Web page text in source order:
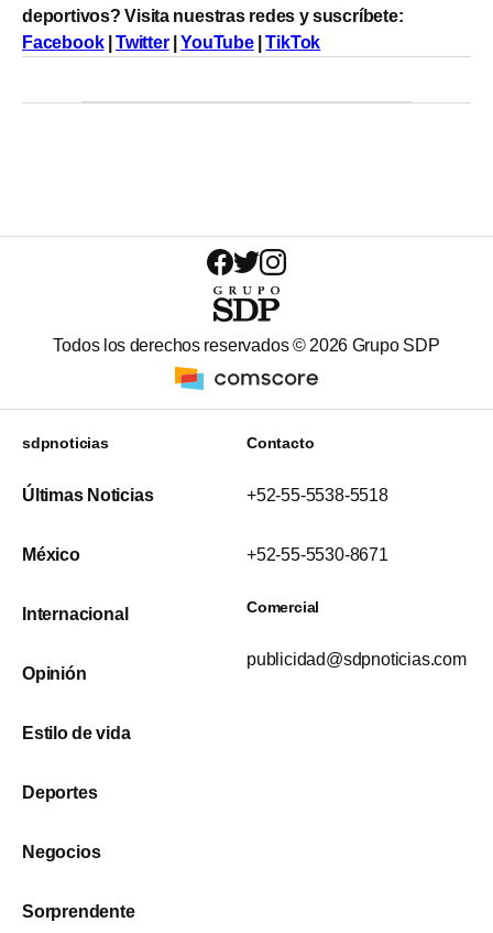
deportivos? Visita nuestras redes y suscríbete:
Facebook|Twitter|YouTube|TikTok
Todos los derechos reservados © 2026 Grupo SDP
sdpnoticias
Últimas Noticias
México
Internacional
Opinión
Estilo de vida
Deportes
Negocios
Sorprendente
Contacto
+52-55-5538-5518
+52-55-5530-8671
Comercial
publicidad@sdpnoticias.com